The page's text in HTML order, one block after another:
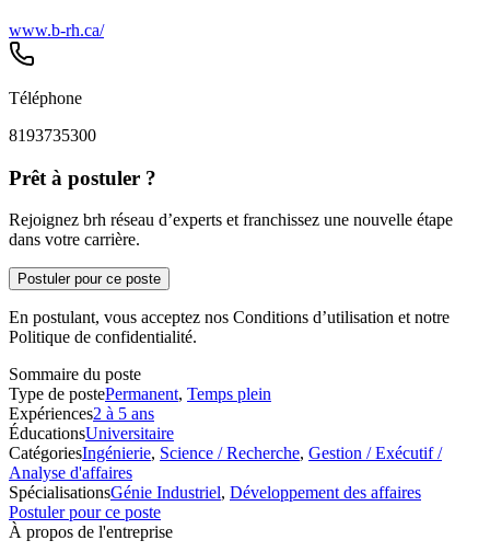
www.b-rh.ca/
Téléphone
8193735300
Prêt à postuler ?
Rejoignez brh réseau d’experts et franchissez une nouvelle étape
dans votre carrière.
Postuler pour ce poste
En postulant, vous acceptez nos Conditions d’utilisation et notre
Politique de confidentialité.
Sommaire du poste
Type de postePermanent, Temps plein
Expériences2 à 5 ans
ÉducationsUniversitaire
CatégoriesIngénierie, Science / Recherche, Gestion / Exécutif /
Analyse d'affaires
SpécialisationsGénie Industriel, Développement des affaires
Postuler pour ce poste
À propos de l'entreprise